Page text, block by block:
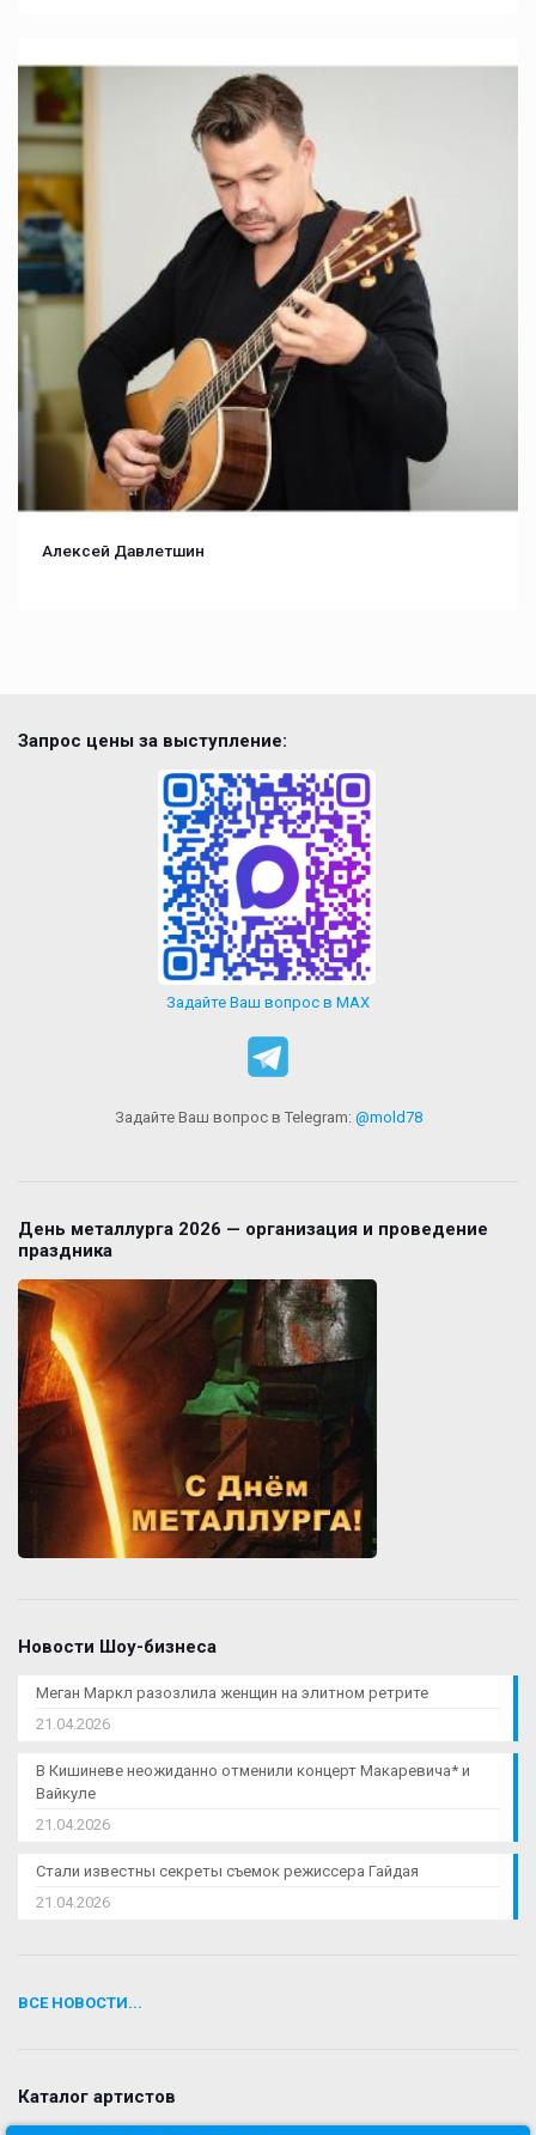
Алексей Давлетшин
Запрос цены за выступление:
Задайте Ваш вопрос в MAX
Задайте Ваш вопрос в Telegram: @mold78
День металлурга 2026 — организация и проведение
праздника
Новости Шоу-бизнеса
Меган Маркл разозлила женщин на элитном ретрите
21.04.2026
В Кишиневе неожиданно отменили концерт Макаревича* и
Вайкуле
21.04.2026
Стали известны секреты съемок режиссера Гайдая
21.04.2026
ВСЕ НОВОСТИ...
Каталог артистов